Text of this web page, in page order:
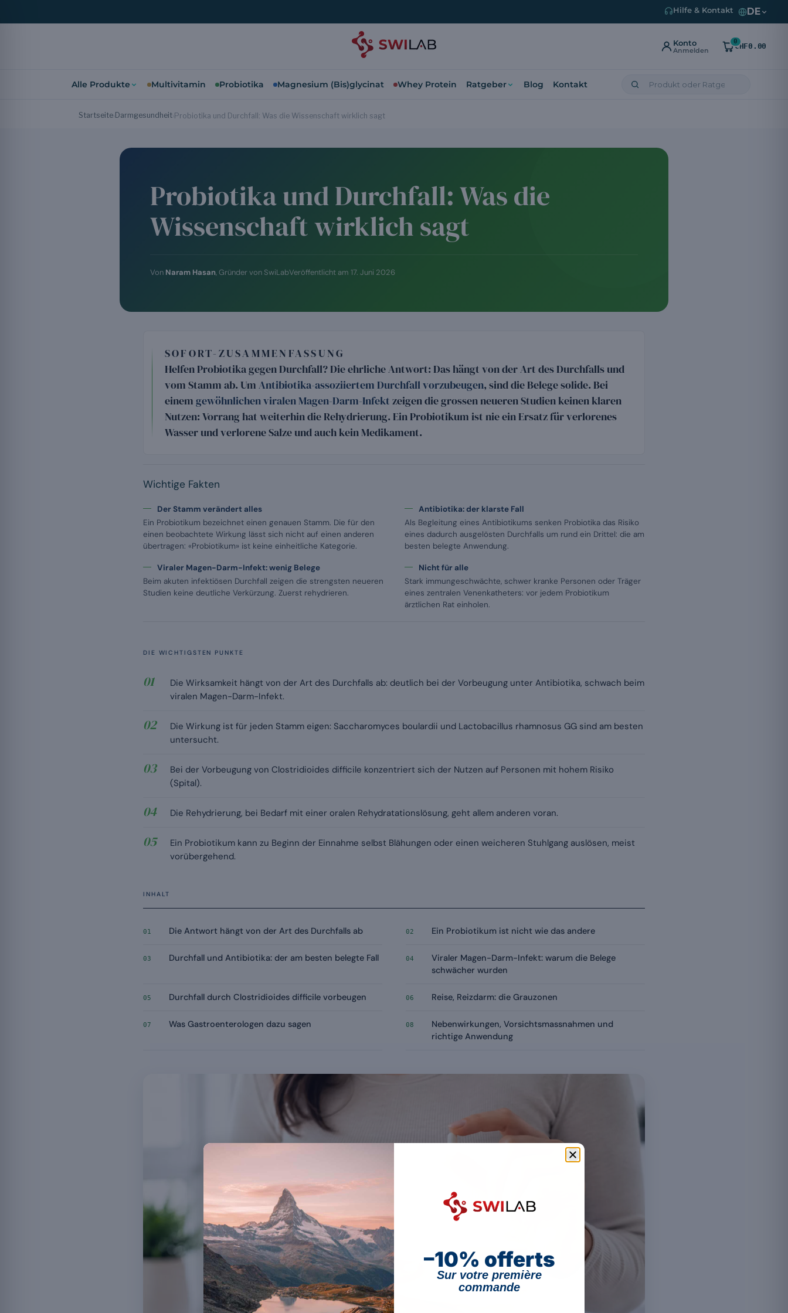
Hilfe & Kontakt DE
Konto
Anmelden
0
CHF0.00
Alle Produkte Multivitamin Probiotika Magnesium (Bis)glycinat Whey Protein Ratgeber Blog Kontakt
Startseite Darmgesundheit Probiotika und Durchfall: Was die Wissenschaft wirklich sagt
Probiotika und Durchfall: Was die
Wissenschaft wirklich sagt
Von Naram Hasan, Gründer von SwiLabVeröffentlicht am 17. Juni 2026
SOFORT-ZUSAMMENFASSUNG
Helfen Probiotika gegen Durchfall? Die ehrliche Antwort: Das hängt von der Art des Durchfalls und
vom Stamm ab. Um Antibiotika-assoziiertem Durchfall vorzubeugen, sind die Belege solide. Bei
einem gewöhnlichen viralen Magen-Darm-Infekt zeigen die grossen neueren Studien keinen klaren
Nutzen: Vorrang hat weiterhin die Rehydrierung. Ein Probiotikum ist nie ein Ersatz für verlorenes
Wasser und verlorene Salze und auch kein Medikament.
Wichtige Fakten
Der Stamm verändert alles
Ein Probiotikum bezeichnet einen genauen Stamm. Die für den
einen beobachtete Wirkung lässt sich nicht auf einen anderen
übertragen: «Probiotikum» ist keine einheitliche Kategorie.
Antibiotika: der klarste Fall
Als Begleitung eines Antibiotikums senken Probiotika das Risiko
eines dadurch ausgelösten Durchfalls um rund ein Drittel: die am
besten belegte Anwendung.
Viraler Magen-Darm-Infekt: wenig Belege
Beim akuten infektiösen Durchfall zeigen die strengsten neueren
Studien keine deutliche Verkürzung. Zuerst rehydrieren.
Nicht für alle
Stark immungeschwächte, schwer kranke Personen oder Träger
eines zentralen Venenkatheters: vor jedem Probiotikum
ärztlichen Rat einholen.
DIE WICHTIGSTEN PUNKTE
Die Wirksamkeit hängt von der Art des Durchfalls ab: deutlich bei der Vorbeugung unter Antibiotika, schwach beim
viralen Magen-Darm-Infekt.
Die Wirkung ist für jeden Stamm eigen: Saccharomyces boulardii und Lactobacillus rhamnosus GG sind am besten
untersucht.
Bei der Vorbeugung von Clostridioides difficile konzentriert sich der Nutzen auf Personen mit hohem Risiko
(Spital).
Die Rehydrierung, bei Bedarf mit einer oralen Rehydratationslösung, geht allem anderen voran.
Ein Probiotikum kann zu Beginn der Einnahme selbst Blähungen oder einen weicheren Stuhlgang auslösen, meist
vorübergehend.
INHALT
01 Die Antwort hängt von der Art des Durchfalls ab 02 Ein Probiotikum ist nicht wie das andere
03 Durchfall und Antibiotika: der am besten belegte Fall 04
Viraler Magen-Darm-Infekt: warum die Belege
schwächer wurden
05 Durchfall durch Clostridioides difficile vorbeugen 06 Reise, Reizdarm: die Grauzonen
07 Was Gastroenterologen dazu sagen 08
Nebenwirkungen, Vorsichtsmassnahmen und
richtige Anwendung
–10% offerts
Sur votre première
commande